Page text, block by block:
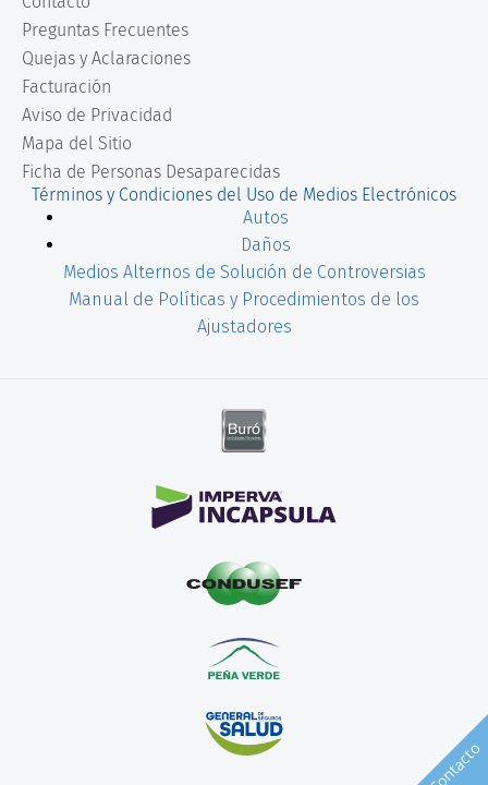
Preguntas Frecuentes
Quejas y Aclaraciones
Facturación
Aviso de Privacidad
Mapa del Sitio
Ficha de Personas Desaparecidas
Términos y Condiciones del Uso de Medios Electrónicos
Autos
Daños
Medios Alternos de Solución de Controversias
Manual de Políticas y Procedimientos de los
Ajustadores
Contacto